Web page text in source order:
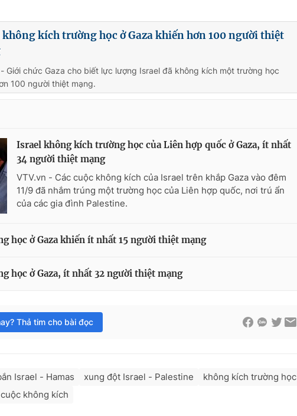
kích trường học ở Gaza khiến hơn 100 người thiệt
Giới chức Gaza cho biết lực lượng Israel đã không kích một trường học
100 người thiệt mạng.
Israel không kích trường học của Liên hợp quốc ở Gaza, ít nhất
34 người thiệt mạng
VTV.vn - Các cuộc không kích của Israel trên khắp Gaza vào đêm
11/9 đã nhắm trúng một trường học của Liên hợp quốc, nơi trú ẩn
của các gia đình Palestine.
học ở Gaza khiến ít nhất 15 người thiệt mạng
học ở Gaza, ít nhất 32 người thiệt mạng
Thả tim cho bài đọc
Israel - Hamas xung đột Israel - Palestine
không kích trường học
không kích